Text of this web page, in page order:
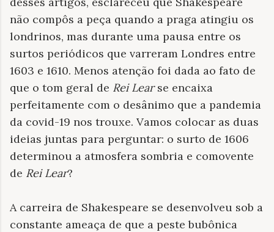
não compôs a peça quando a praga atingiu os
londrinos, mas durante uma pausa entre os
surtos periódicos que varreram Londres entre
1603 e 1610. Menos atenção foi dada ao fato de
que o tom geral de Rei Learse encaixa
perfeitamente com o desânimo que a pandemia
da covid-19 nos trouxe. Vamos colocar as duas
ideias juntas para perguntar: o surto de 1606
determinou a atmosfera sombria e comovente
de Rei Lear?
A carreira de Shakespeare se desenvolveu sob a
constante ameaça de que a peste bubônica